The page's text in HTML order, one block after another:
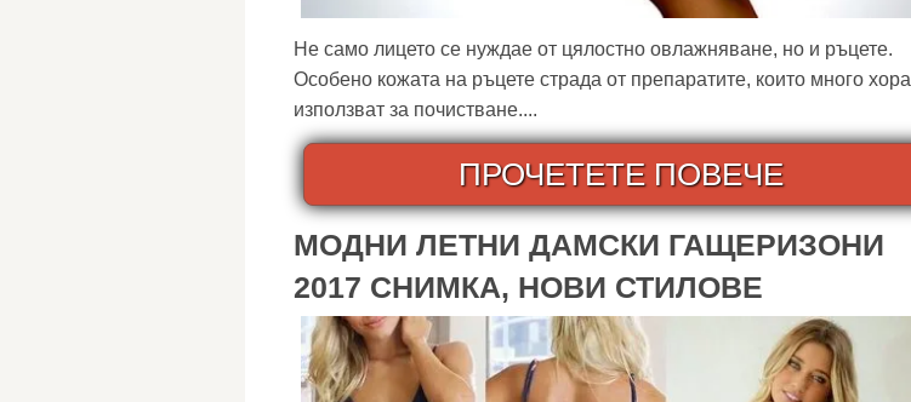
Не само лицето се нуждае от цялостно овлажняване, но и ръцете.
Особено кожата на ръцете страда от препаратите, които много хора
използват за почистване....
ПРОЧЕТЕТЕ ПОВЕЧЕ
МОДНИ ЛЕТНИ ДАМСКИ ГАЩЕРИЗОНИ
2017 СНИМКА, НОВИ СТИЛОВЕ